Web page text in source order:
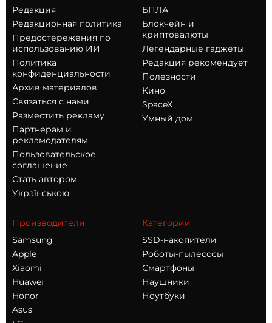
Редакция
Редакционная политика
Предостережения по
использованию ИИ
Политика
конфиденциальности
Архив материалов
Связаться с нами
Разместить рекламу
Партнерам и
рекламодателям
Пользовательское
соглашение
Стать автором
Українською
БПЛА
Блокчейн и
криптовалюты
Легендарные гаджеты
Редакция рекомендует
Полезности
Кино
SpaceX
Умный дом
Производители
Samsung
Apple
Xiaomi
Huawei
Honor
Asus
Категории
SSD-накопители
Роботы-пылесосы
Смартфоны
Наушники
Ноутбуки